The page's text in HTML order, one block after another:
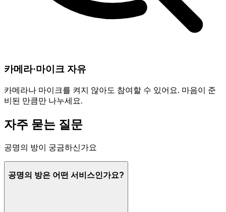
카메라·마이크 자유
카메라나 마이크를 켜지 않아도 참여할 수 있어요. 마음이 준
비된 만큼만 나누세요.
자주 묻는 질문
공명의 방이 궁금하신가요
공명의 방은 어떤 서비스인가요?